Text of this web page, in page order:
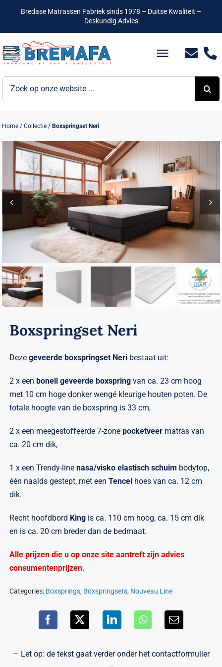
inhoud
Bredase Matrassen Fabriek sinds 1978 – Duitse Kwaliteit –
Deskundig Advies
Toggle
Bedden
Matrassen
Boxsprings
Lattenbodems
Verwante artikelen
Brandvertragend
Nieuws
Contact
Home /Collectie /Boxspringset Neri
Boxspringset Neri
Dezegeveerde boxspringset Neri bestaat uit:
2 x een bonell geveerde boxspring van ca. 23 cm hoog
met 10 cm hoge donker wengé kleurige houten poten. De
totale hoogte van de boxspring is 33 cm,
2 x een meegestoffeerde 7-zonepocketveer matras van
ca. 20 cm dik,
1 x een Trendy-linenasa/visko elastisch schuim bodytop,
één naalds gestept, met eenTencel hoes van ca. 12 cm
dik.
Recht hoofdbord King is ca. 110 cm hoog, ca. 15 cm dik
en is ca. 20 cm breder dan de bedmaat.
Alle prijzen die u op onze site aantreft zijn advies
consumentenprijzen.
Categories: Boxsprings, Boxspringsets, Nouveau Line
— Let op: de tekst gaat verder onder het contactformulier